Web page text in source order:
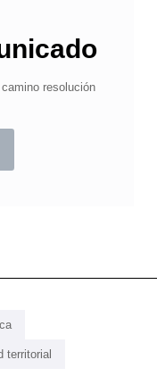
resolución
territorial